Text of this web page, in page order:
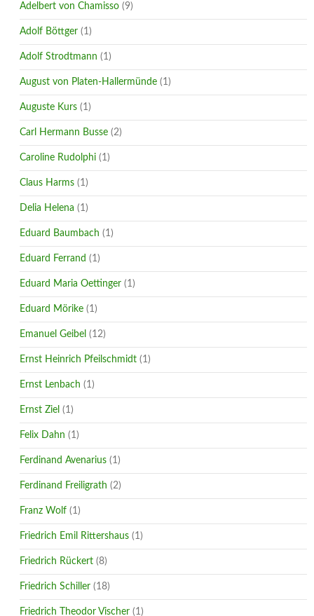
Adelbert von Chamisso (9)
Adolf Böttger (1)
Adolf Strodtmann (1)
August von Platen-Hallermünde (1)
Auguste Kurs (1)
Carl Hermann Busse (2)
Caroline Rudolphi (1)
Claus Harms (1)
Delia Helena (1)
Eduard Baumbach (1)
Eduard Ferrand (1)
Eduard Maria Oettinger (1)
Eduard Mörike (1)
Emanuel Geibel (12)
Ernst Heinrich Pfeilschmidt (1)
Ernst Lenbach (1)
Ernst Ziel (1)
Felix Dahn (1)
Ferdinand Avenarius (1)
Ferdinand Freiligrath (2)
Franz Wolf (1)
Friedrich Emil Rittershaus (1)
Friedrich Rückert (8)
Friedrich Schiller (18)
Friedrich Theodor Vischer (1)